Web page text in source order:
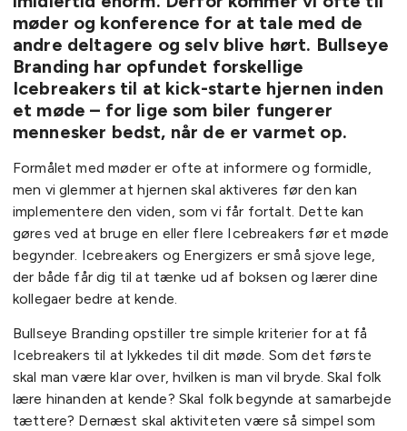
møder og konference for at tale med de
andre deltagere og selv blive hørt. Bullseye
Branding har opfundet forskellige
Icebreakers til at kick-starte hjernen inden
et møde – for lige som biler fungerer
mennesker bedst, når de er varmet op.
Formålet med møder er ofte at informere og formidle,
men vi glemmer at hjernen skal aktiveres før den kan
implementere den viden, som vi får fortalt. Dette kan
gøres ved at bruge en eller flere Icebreakers før et møde
begynder. Icebreakers og Energizers er små sjove lege,
der både får dig til at tænke ud af boksen og lærer dine
kollegaer bedre at kende.
Bullseye Branding opstiller tre simple kriterier for at få
Icebreakers til at lykkedes til dit møde. Som det første
skal man være klar over, hvilken is man vil bryde. Skal folk
lære hinanden at kende? Skal folk begynde at samarbejde
tættere? Dernæst skal aktiviteten være så simpel som